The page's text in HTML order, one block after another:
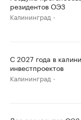
резидентов ОЭЗ
Калининград
С 2027 года в
инвестпроектов
Калининград